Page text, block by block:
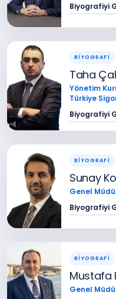
Biyografiyi
BİYOGRAFİ
Taha
Yönetim
Türkiye
Biyografiyi
BİYOGRAFİ
Sunay
Genel
Biyografiyi
BİYOGRAFİ
Mustafa
Genel